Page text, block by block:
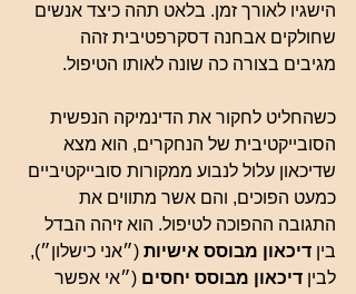
הישגיו לאורך זמן. בלאט תהה כיצד אנשים
שחולקים אבחנה דסקרפטיבית זהה
מגיבים בצורה כה שונה לאותו הטיפול.
כשהחליט לחקור את הדינמיקה הנפשית
הסובייקטיבית של הנחקרים, הוא מצא
שדיכאון עלול לנבוע ממקורות סובייקטיביים
כמעט הפוכים, והם אשר מתווים את
התגובה ההפוכה לטיפול. הוא זיהה הבדל
בין דיכאון מבוסס אישיות (״אני כישלון״),
לבין דיכאון מבוסס יחסים (״אי אפשר